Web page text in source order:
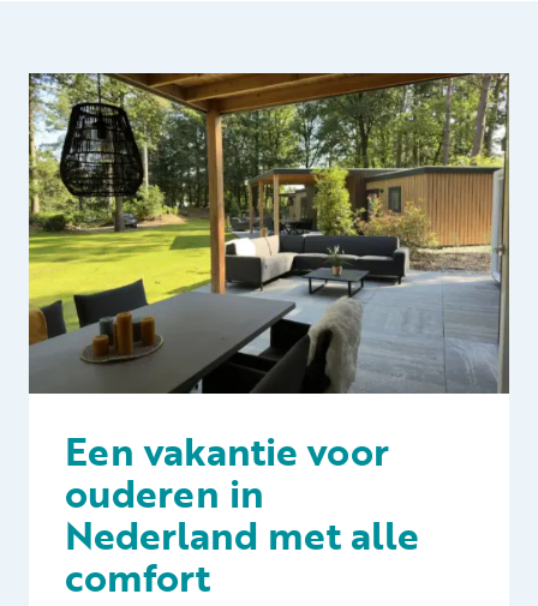
Een vakantie voor
ouderen in
Nederland met alle
comfort